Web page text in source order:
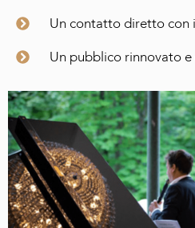
Un contatto diretto con
Un pubblico rinnovato